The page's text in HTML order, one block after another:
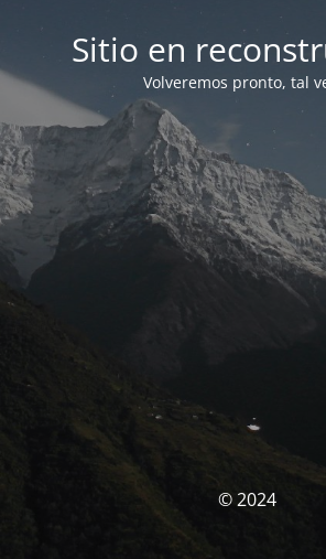
Sitio en
Volveremos pronto, tal
© 2024